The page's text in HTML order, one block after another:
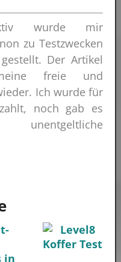
wurde mir
zu Testzwecken
Der Artikel
freie und
Ich wurde für
noch gab es